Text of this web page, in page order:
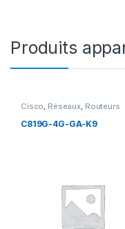
Produits
Cisco, Réseaux, Routeurs
C819G-4G-GA-K9